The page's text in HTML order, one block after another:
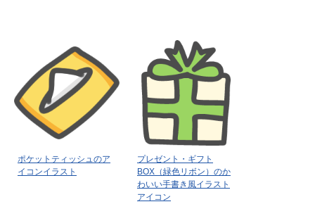
ポケットティッシュのア
イコンイラスト
プレゼント・ギフト
BOX（緑色リボン）のか
わいい手書き風イラスト
アイコン